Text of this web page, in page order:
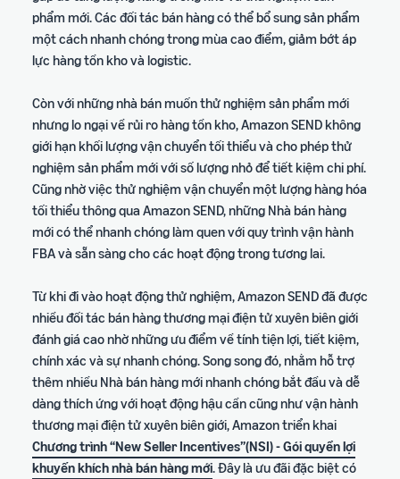
phẩm mới. Các đối tác bán hàng có thể bổ sung sản phẩm
một cách nhanh chóng trong mùa cao điểm, giảm bớt áp
lực hàng tồn kho và logistic.
Còn với những nhà bán muốn thử nghiệm sản phẩm mới
nhưng lo ngại về rủi ro hàng tồn kho, Amazon SEND không
giới hạn khối lượng vận chuyển tối thiểu và cho phép thử
nghiệm sản phẩm mới với số lượng nhỏ để tiết kiệm chi phí.
Cũng nhờ việc thử nghiệm vận chuyển một lượng hàng hóa
tối thiểu thông qua Amazon SEND, những Nhà bán hàng
mới có thể nhanh chóng làm quen với quy trình vận hành
FBA và sẵn sàng cho các hoạt động trong tương lai.
Từ khi đi vào hoạt động thử nghiệm, Amazon SEND đã được
nhiều đối tác bán hàng thương mại điện tử xuyên biên giới
đánh giá cao nhờ những ưu điểm về tính tiện lợi, tiết kiệm,
chính xác và sự nhanh chóng. Song song đó, nhằm hỗ trợ
thêm nhiều Nhà bán hàng mới nhanh chóng bắt đầu và dễ
dàng thích ứng với hoạt động hậu cần cũng như vận hành
thương mại điện tử xuyên biên giới, Amazon triển khai
Chương trình “New Seller Incentives”(NSI) - Gói quyền lợi
khuyến khích nhà bán hàng mới. Đây là ưu đãi đặc biệt có